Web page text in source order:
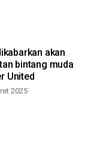
akan
bintang muda
United
2025